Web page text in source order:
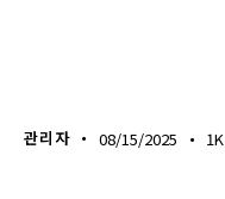
관리자 08/15/2025 1K